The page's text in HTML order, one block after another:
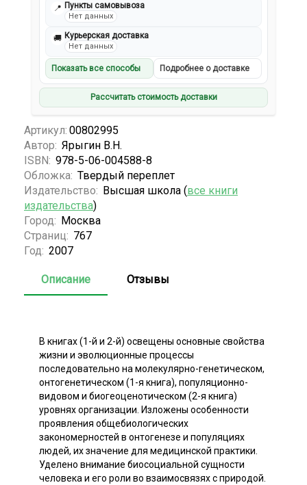
📍 Пункты самовывоза
Нет данных
🚚 Курьерская доставка
Нет данных
Показать все способы Подробнее о доставке
Рассчитать стоимость доставки
Артикул: 00802995
Автор: Ярыгин В.Н.
ISBN: 978-5-06-004588-8
Обложка: Твердый переплет
Издательство: Высшая школа (все книги
издательства)
Город: Москва
Страниц: 767
Год: 2007
Описание Отзывы
В книгах (1-й и 2-й) освещены основные свойства
жизни и эволюционные процессы
последовательно на молекулярно-генетическом,
онтогенетическом (1-я книга), популяционно-
видовом и биогеоценотическом (2-я книга)
уровнях организации. Изложены особенности
проявления общебиологических
закономерностей в онтогенезе и популяциях
людей, их значение для медицинской практики.
Уделено внимание биосоциальной сущности
человека и его роли во взаимосвязях с природой.